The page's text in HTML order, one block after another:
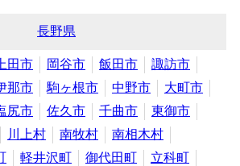
長野県
田市 岡谷市 飯田市
諏訪市
那市 駒ヶ根市 中野市
大町市
尻市 佐久市 千曲市
東御市
川上村 南牧村
南相木村
軽井沢町 御代田町
立科町